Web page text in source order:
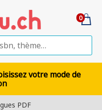
0
votre mode de
PDF